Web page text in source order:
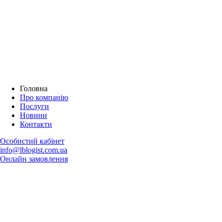
Головна
Про компанію
Послуги
Новини
Контакти
Особистий кабінет
info@lblogist.com.ua
Онлайн замовлення